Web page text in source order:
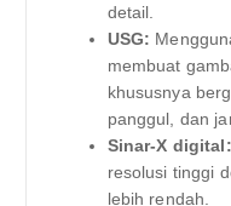
detail.
USG:
membuat
khususnya
panggul, dan
Sinar-X digital:
resolusi tinggi
lebih rendah.